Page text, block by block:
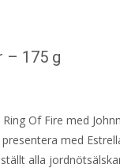
– 175 g
Of Fire med
med
alla